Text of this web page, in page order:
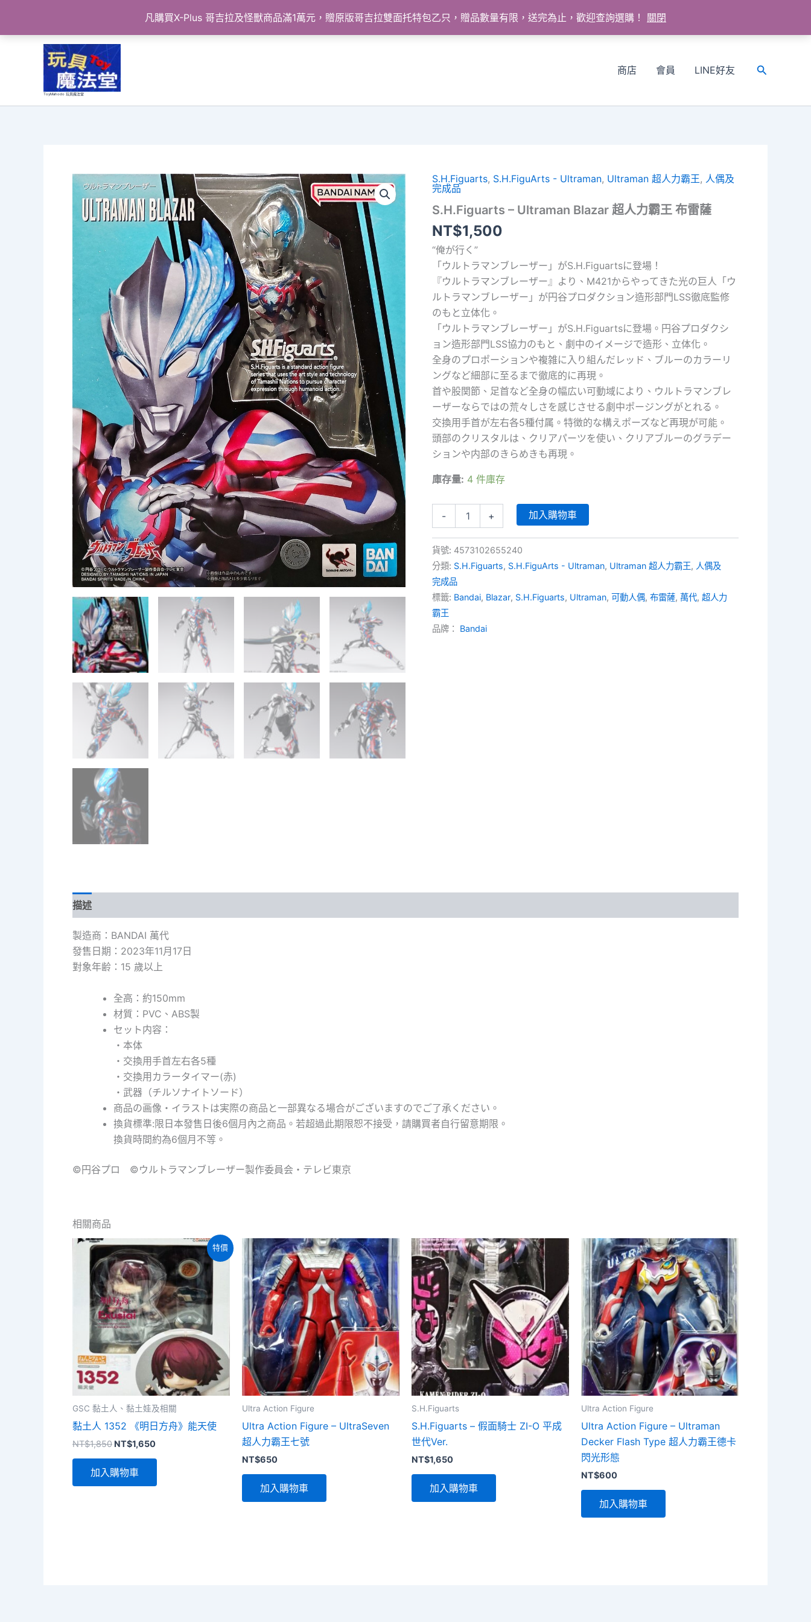
凡購買X-Plus 哥吉拉及怪獸商品滿1萬元，贈原版哥吉拉雙面托特包乙只，贈品數量有限，送完為止，歡迎查詢選購！ 關閉
內
ToyMahodo 玩具魔法堂
商店 會員 LINE好友
搜
S.H.Figuarts, S.H.FiguArts - Ultraman, Ultraman 超人力霸王, 人偶及
完成品
S.H.Figuarts – Ultraman Blazar 超人力霸王 布雷薩
NT$1,500
“俺が行く”
「ウルトラマンブレーザー」がS.H.Figuartsに登場！
『ウルトラマンブレーザー』より、M421からやってきた光の巨人「ウ
ルトラマンブレーザー」が円谷プロダクション造形部門LSS徹底監修
のもと立体化。
「ウルトラマンブレーザー」がS.H.Figuartsに登場。円谷プロダクシ
ョン造形部門LSS協力のもと、劇中のイメージで造形、立体化。
全身のプロポーションや複雑に入り組んだレッド、ブルーのカラーリ
ングなど細部に至るまで徹底的に再現。
首や股関節、足首など全身の幅広い可動域により、ウルトラマンブレ
ーザーならではの荒々しさを感じさせる劇中ポージングがとれる。
交換用手首が左右各5種付属。特徴的な構えポーズなど再現が可能。
頭部のクリスタルは、クリアパーツを使い、クリアブルーのグラデー
ションや内部のきらめきも再現。
庫存量: 4 件庫存
-
Blazar
超
人
力
霸
布
雷
+ 加入購物車
貨號: 4573102655240
分類: S.H.Figuarts, S.H.FiguArts - Ultraman, Ultraman 超人力霸王, 人偶及
完成品
標籤: Bandai, Blazar, S.H.Figuarts, Ultraman,可動人偶,布雷薩,萬代,超人力
霸王
品牌： Bandai
描述
製造商：BANDAI 萬代
發售日期：2023年11月17日
對象年齢：15 歲以上
全高：約150mm
材質：PVC、ABS製
セット内容：
・本体
・交換用手首左右各5種
・交換用カラータイマー(赤)
・武器（チルソナイトソード）
商品の画像・イラストは実際の商品と一部異なる場合がございますのでご了承ください。
換貨標準:限日本發售日後6個月內之商品。若超過此期限恕不接受，請購買者自行留意期限。
換貨時間約為6個月不等。
©円谷プロ ©ウルトラマンブレーザー製作委員会・テレビ東京
相關商品
特價
GSC 黏土人、黏土娃及相關
黏土人 1352 《明日方舟》能天使
NT$1,850 原
格：
NT$1,850。
NT$1,650目
NT$1,650。
加入購物車
Ultra Action Figure
Ultra Action Figure – UltraSeven
超人力霸王七號
NT$650
加入購物車
S.H.Figuarts
S.H.Figuarts – 假面騎士 ZI-O 平成
世代Ver.
NT$1,650
加入購物車
Ultra Action Figure
Ultra Action Figure – Ultraman
Decker Flash Type 超人力霸王德卡
閃光形態
NT$600
加入購物車